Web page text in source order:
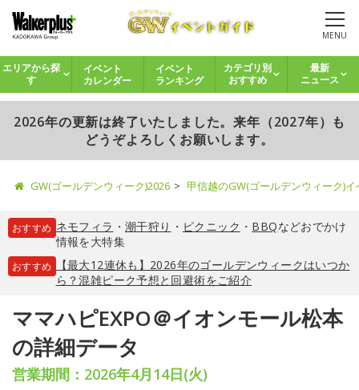
MENU
エリアから探
す
イベント
カレンダー
イベント
ランキング
カテゴリ別
おすすめ
最新
ニュース
2026年の更新は終了いたしました。来年（2027年）も
どうぞよろしくお願いします。
GW(ゴールデンウィーク)2026 甲信越のGW(ゴールデンウィーク)
おすすめ ネモフィラ ・ 潮干狩り ・ ピクニック ・ BBQなどおでかけ
情報を大特集
おすすめ
【最大12連休も】2026年のゴールデンウィークはいつか
ら？混雑ピーク予想と回避術をご紹介
ママハピEXPO＠イオンモール松本
の詳細データ
営業期間：2026年4月14日(火)